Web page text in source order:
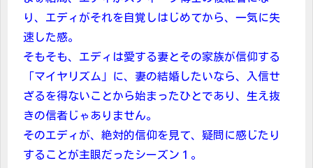
り、エディがそれを自覚しはじめてから、一気に失
速した感。
そもそも、エディは愛する妻とその家族が信仰する
「マイヤリズム」に、妻の結婚したいなら、入信せ
ざるを得ないことから始まったひとであり、生え抜
きの信者じゃありません。
そのエディが、絶対的信仰を見て、疑問に感じたり
することが主眼だったシーズン１。